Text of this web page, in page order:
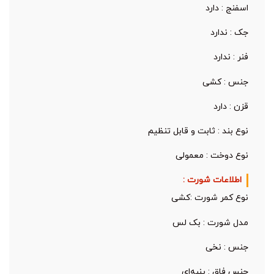
اسفنج : دارد
جک : ندارد
فنر : ندارد
جنس : کشی
قزن : دارد
نوع بند : ثابت و قابل تنظیم
نوع دوخت : معمولی
اطلاعات شورت :
نوع کمر شورت :کشی
مدل شورت : بک لس
جنس : نخی